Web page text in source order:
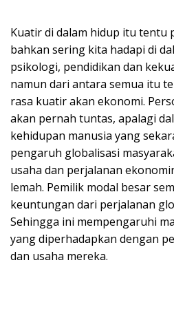
Kuatir di dalam hidup itu tentu
bahkan sering kita hadapi di
psikologi, pendidikan dan
namun dari antara semua itu
rasa kuatir akan ekonomi.
akan pernah tuntas, apalagi
kehidupan manusia yang
pengaruh globalisasi
usaha dan perjalanan
lemah. Pemilik modal besar
keuntungan dari perjalanan
Sehingga ini mempengaruhi
yang diperhadapkan dengan
dan usaha mereka.